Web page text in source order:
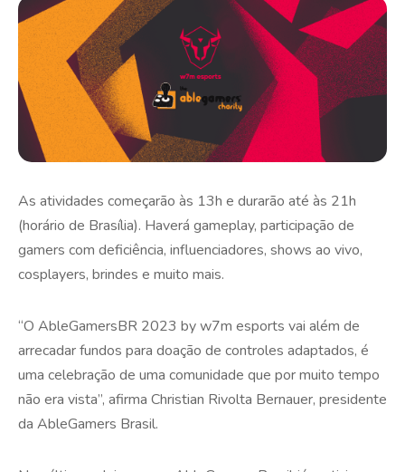
As atividades começarão às 13h e durarão até às 21h
(horário de Brasília). Haverá gameplay, participação de
gamers com deficiência, influenciadores, shows ao vivo,
cosplayers, brindes e muito mais.
“O AbleGamersBR 2023 by w7m esports vai além de
arrecadar fundos para doação de controles adaptados, é
uma celebração de uma comunidade que por muito tempo
não era vista”, afirma Christian Rivolta Bernauer, presidente
da AbleGamers Brasil.